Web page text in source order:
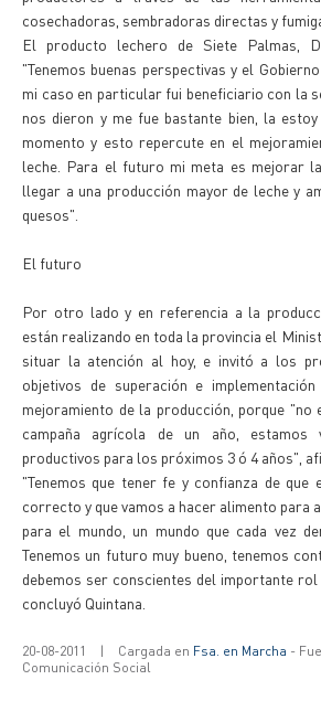
cosechadoras, sembradoras directas y
El producto lechero de Siete Palmas,
"Tenemos buenas perspectivas y el
mi caso en particular fui beneficiario con la
nos dieron y me fue bastante bien, la
momento y esto repercute en el
leche. Para el futuro mi meta es mejorar
llegar a una producción mayor de leche y
quesos".
El futuro
Por otro lado y en referencia a la
están realizando en toda la provincia el
situar la atención al hoy, e invitó a los
objetivos de superación e
mejoramiento de la producción, porque "no
campaña agrícola de un año, estamos
productivos para los próximos 3 ó 4 años",
"Tenemos que tener fe y confianza de que
correcto y que vamos a hacer alimento para
para el mundo, un mundo que cada vez
Tenemos un futuro muy bueno, tenemos
debemos ser conscientes del importante rol
concluyó Quintana.
20-08-2011 | Cargada en Fsa. en Marcha -
Comunicación Social